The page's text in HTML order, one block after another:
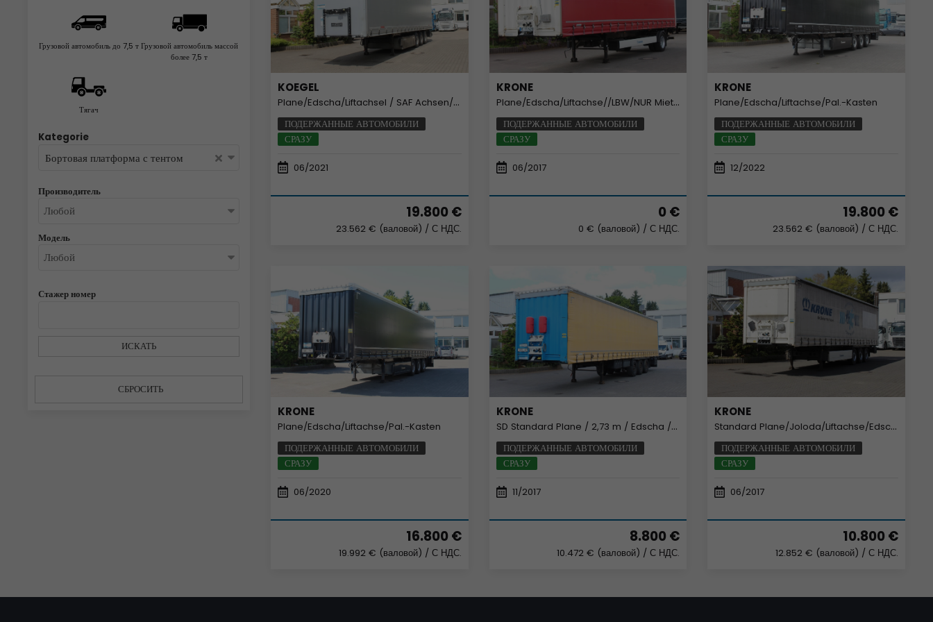
Грузовой автомобиль до 7,5 т Грузовой автомобиль массой
более 7,5 т
Тягач
Kategorie
Бортовая платформа с тентом
Производитель
Модель
Стажер номер
ИСКАТЬ
СБРОСИТЬ
KOEGEL
Plane/Edscha/Liftachsel / SAF Achsen/ PK / COIL
ПОДЕРЖАННЫЕ АВТОМОБИЛИ
СРАЗУ
06/2021
19.800 €
23.562 € (валовой) / С НДС.
KRONE
Plane/Edscha/Liftachse//LBW/NUR Miete-Rent
ПОДЕРЖАННЫЕ АВТОМОБИЛИ
СРАЗУ
06/2017
0 €
0 € (валовой) / С НДС.
KRONE
Plane/Edscha/Liftachse/Pal.-Kasten
ПОДЕРЖАННЫЕ АВТОМОБИЛИ
СРАЗУ
12/2022
19.800 €
23.562 € (валовой) / С НДС.
KRONE
Plane/Edscha/Liftachse/Pal.-Kasten
ПОДЕРЖАННЫЕ АВТОМОБИЛИ
СРАЗУ
06/2020
16.800 €
19.992 € (валовой) / С НДС.
KRONE
SD Standard Plane / 2,73 m / Edscha / Liftachse
ПОДЕРЖАННЫЕ АВТОМОБИЛИ
СРАЗУ
11/2017
8.800 €
10.472 € (валовой) / С НДС.
KRONE
Standard Plane/Joloda/Liftachse/Edscha /Code XL
ПОДЕРЖАННЫЕ АВТОМОБИЛИ
СРАЗУ
06/2017
10.800 €
12.852 € (валовой) / С НДС.